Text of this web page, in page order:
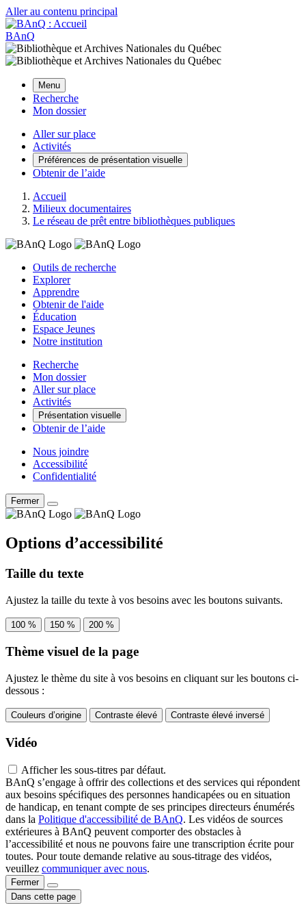
Aller au contenu principal
BAnQ
Menu
Recherche
Mon dossier
Aller sur place
Activités
Préférences de présentation visuelle
Obtenir de l’aide
Accueil
Milieux documentaires
Le réseau de prêt entre bibliothèques publiques
Outils de recherche
Explorer
Apprendre
Obtenir de l'aide
Éducation
Espace Jeunes
Notre institution
Recherche
Mon dossier
Aller sur place
Activités
Présentation visuelle
Obtenir de l’aide
Nous joindre
Accessibilité
Confidentialité
Fermer
Options d’accessibilité
Taille du texte
Ajustez la taille du texte à vos besoins avec les boutons suivants.
100 % 150 % 200 %
Thème visuel de la page
Ajustez le thème du site à vos besoins en cliquant sur les boutons ci-
dessous :
Couleurs d’origine Contraste élevé Contraste élevé inversé
Vidéo
Afficher les sous-titres par défaut.
BAnQ s’engage à offrir des collections et des services qui répondent
aux besoins spécifiques des personnes handicapées ou en situation
de handicap, en tenant compte de ses principes directeurs énumérés
dans la Politique d'accessibilité de BAnQ. Les vidéos de sources
extérieures à BAnQ peuvent comporter des obstacles à
l’accessibilité et nous ne pouvons faire une transcription écrite pour
toutes. Pour toute demande relative au sous-titrage des vidéos,
veuillez communiquer avec nous.
Fermer
Dans cette page